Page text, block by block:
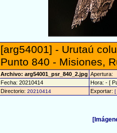
[arg54001] - Urutaú
Punto 840 - Misiones,
Archivo: arg54001_psr_840_2.jpg Apertura:
Fecha: 20210414
Hora: - [
Directorio: 20210414 Exportar: [